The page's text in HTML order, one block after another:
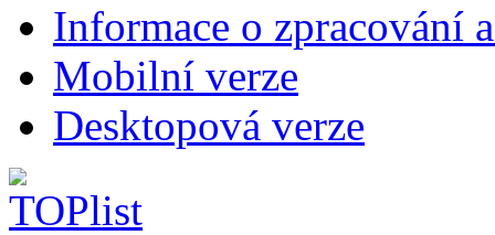
Informace o zpracování
Mobilní verze
Desktopová verze